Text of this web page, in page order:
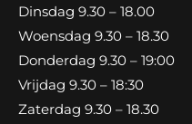
Dinsdag 9.30 – 18.00
Woensdag 9.30 – 18.30
Donderdag 9.30 – 19:00
Vrijdag 9.30 – 18:30
Zaterdag 9.30 – 18.30